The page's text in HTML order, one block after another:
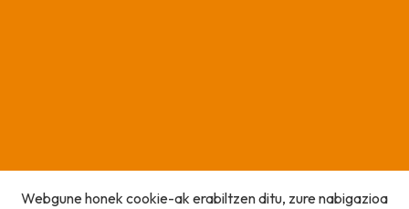
Webgune honek cookie-ak erabiltzen ditu, zure nabigazioa